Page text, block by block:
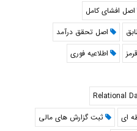
اصل افشای کامل
اصل تحقق درآمد
اطلاعیه فوری
Relational
ای
ثبت گزارش های مالی